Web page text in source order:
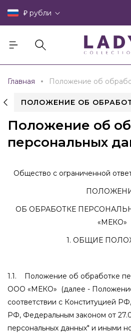
₽ рубли
Главная Положение об
ПОЛОЖЕНИЕ ОБ
Положение об
персональных
Общество с ограниченной
ОБ ОБРАБОТКЕ
«МЕКО»
1. ОБЩИЕ
1.1. Положение об обработке
ООО «МЕКО» (далее -
соответствии с Конституцией
РФ, Федеральным законом от
персональных данных" и иными